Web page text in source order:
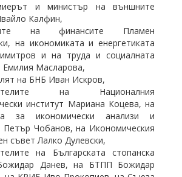
и министър на външните
Калфин,
на финансите Пламен
на икономиката и енергетиката
и на труда и социалната
Емилия Масларова,
на БНБ Иван Искров,
на Националния
институт Мариана Коцева, на
за икономически анализи и
Петър Чобанов, на Икономическия
съвет Лалко Дулевски,
на Българската стопанска
Данев, на БТПП Божидар